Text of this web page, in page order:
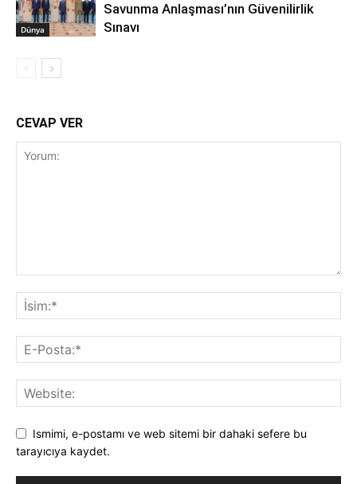
Dünya
Savunma Anlaşması’nın Güvenilirlik
Sınavı
CEVAP VER
Ismimi, e-postamı ve web sitemi bir dahaki sefere bu
tarayıcıya kaydet.